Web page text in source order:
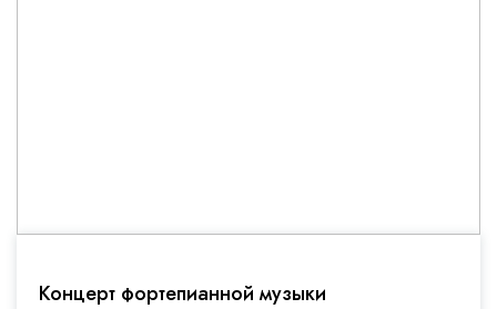
Концерт фортепианной музыки